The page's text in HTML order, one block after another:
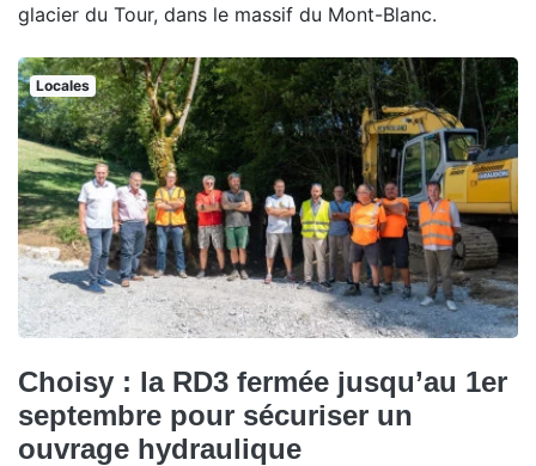
glacier du Tour, dans le massif du Mont-Blanc.
Locales
Choisy : la RD3 fermée jusqu’au 1er
septembre pour sécuriser un
ouvrage hydraulique